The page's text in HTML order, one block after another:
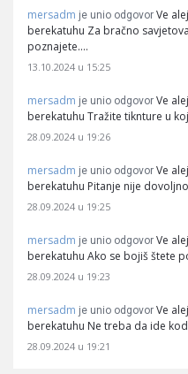
mersadm je unio odgovor Ve
berekatuhu Za bračno
poznajete.…
13.10.2024 u 15:25
mersadm je unio odgovor Ve
berekatuhu Tražite tiknture u
28.09.2024 u 19:26
mersadm je unio odgovor Ve
berekatuhu Pitanje nije
28.09.2024 u 19:25
mersadm je unio odgovor Ve
berekatuhu Ako se bojiš štete
28.09.2024 u 19:23
mersadm je unio odgovor Ve
berekatuhu Ne treba da ide
28.09.2024 u 19:21